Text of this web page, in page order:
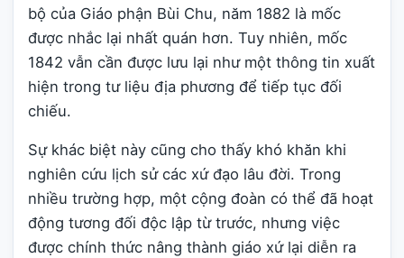
bộ của Giáo phận Bùi Chu, năm 1882 là mốc
được nhắc lại nhất quán hơn. Tuy nhiên, mốc
1842 vẫn cần được lưu lại như một thông tin xuất
hiện trong tư liệu địa phương để tiếp tục đối
chiếu.
Sự khác biệt này cũng cho thấy khó khăn khi
nghiên cứu lịch sử các xứ đạo lâu đời. Trong
nhiều trường hợp, một cộng đoàn có thể đã hoạt
động tương đối độc lập từ trước, nhưng việc
được chính thức nâng thành giáo xứ lại diễn ra